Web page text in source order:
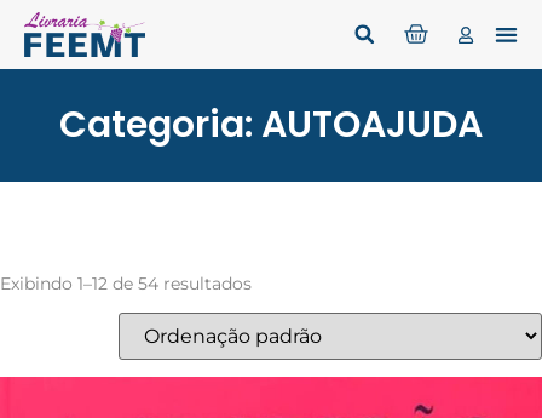
Categoria: AUTOAJUDA
Exibindo 1–12 de 54 resultados